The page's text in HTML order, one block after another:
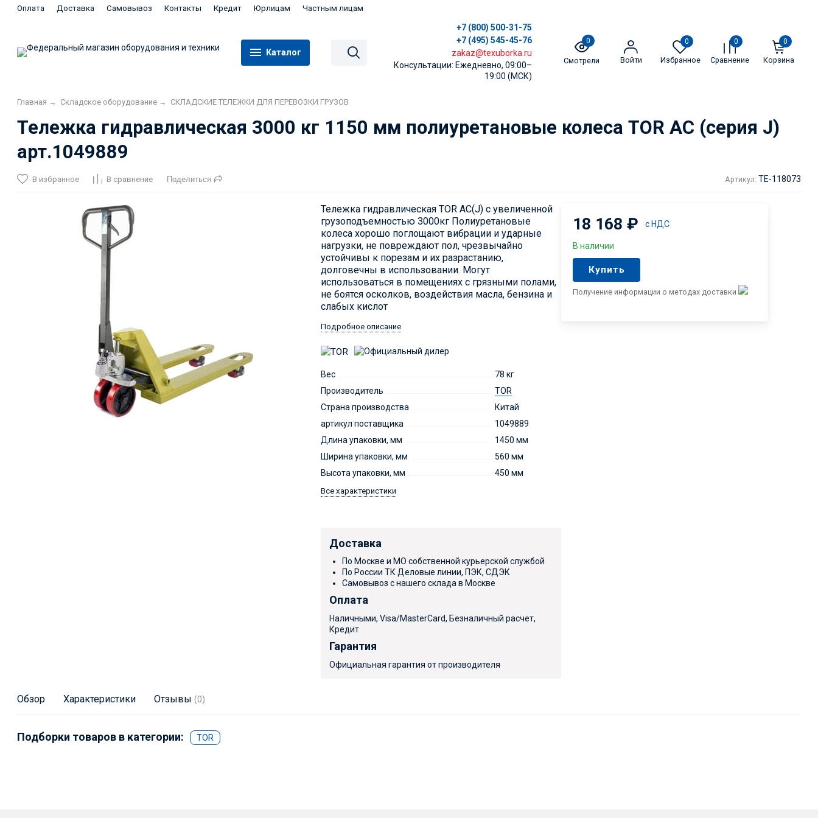
Оплата Доставка Самовывоз Контакты Кредит Юрлицам Частным лицам
Каталог
+7 (800) 500-31-75
+7 (495) 545-45-76
zakaz@texuborka.ru
Консультации: Ежедневно, 09:00–
19:00 (МСК)
0
Смотрели Войти
0
Избранное
0
Сравнение
0
Корзина
Главная → Складское оборудование → СКЛАДСКИЕ ТЕЛЕЖКИ ДЛЯ ПЕРЕВОЗКИ ГРУЗОВ
Тележка гидравлическая 3000 кг 1150 мм полиуретановые колеса TOR AC (серия J)
арт.1049889
В избранное В сравнение Поделиться Артикул: TE-118073
Тележка гидравлическая TOR AC(J) с увеличенной
грузоподъемностью 3000кг Полиуретановые
колеса хорошо поглощают вибрации и ударные
нагрузки, не повреждают пол, чрезвычайно
устойчивы к порезам и их разрастанию,
долговечны в использовании. Могут
использоваться в помещениях с грязными полами,
не боятся осколков, воздействия масла, бензина и
слабых кислот
Подробное описание
Вес
78 кг
Производитель
TOR
Страна производства
Китай
артикул поставщика
1049889
Длина упаковки, мм
1450 мм
Ширина упаковки, мм
560 мм
Высота упаковки, мм
450 мм
Все характеристики
18 168₽ с НДС
В наличии
Купить
Получение информации о методах доставки
Доставка
По Москве и МО собственной курьерской службой
По России ТК Деловые линии, ПЭК, СДЭК
Самовывоз с нашего склада в Москве
Оплата
Наличными, Visa/MasterCard, Безналичный расчет,
Кредит
Гарантия
Официальная гарантия от производителя
Обзор Характеристики Отзывы (0)
Подборки товаров в категории: TOR